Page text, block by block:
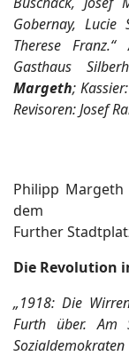
Gobernay, Lucie
Therese Franz.“
Gasthaus
Margeth;
Revisoren: Josef
Philipp
dem
Further
Die Revolution
„1918: Die
Furth über. Am